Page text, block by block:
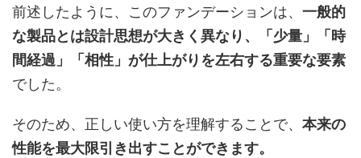
前述したように、このファンデーションは、 一般的
な製品とは設計思想が大きく異なり、「少量」「時
間経過」「相性」が仕上がりを左右する重要な要素
でした。
そのため、正しい使い方を理解することで、 本来の
性能を最大限引き出すことができます。